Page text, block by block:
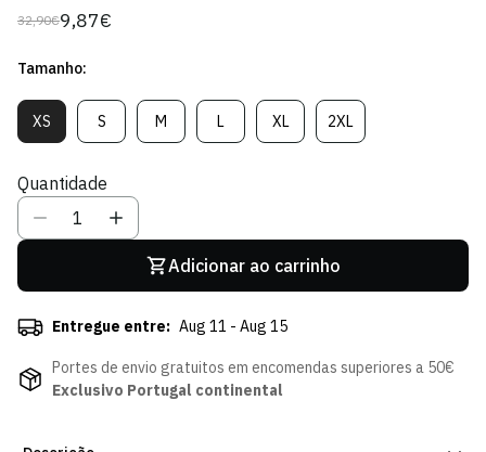
Preço
32,90€
Preço
venda
9,87€
Tamanho:
XSVariante
Esgotada
Indisponível
SVariante
Esgotada
Indisponível
MVariante
Esgotada
LVariante
Esgotada
XLVariante
Esgotada
2XLVariante
Esgotada
Quantidade
Adicionar ao carrinho
Entregue entre: Aug 11 - Aug 15
Portes de envio gratuitos em encomendas superiores a 50€
Exclusivo Portugal continental